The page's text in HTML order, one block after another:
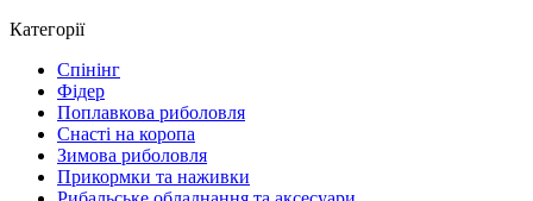
Категорії
Спінінг
Фідер
Поплавкова риболовля
Снасті на коропа
Зимова риболовля
Прикормки та наживки